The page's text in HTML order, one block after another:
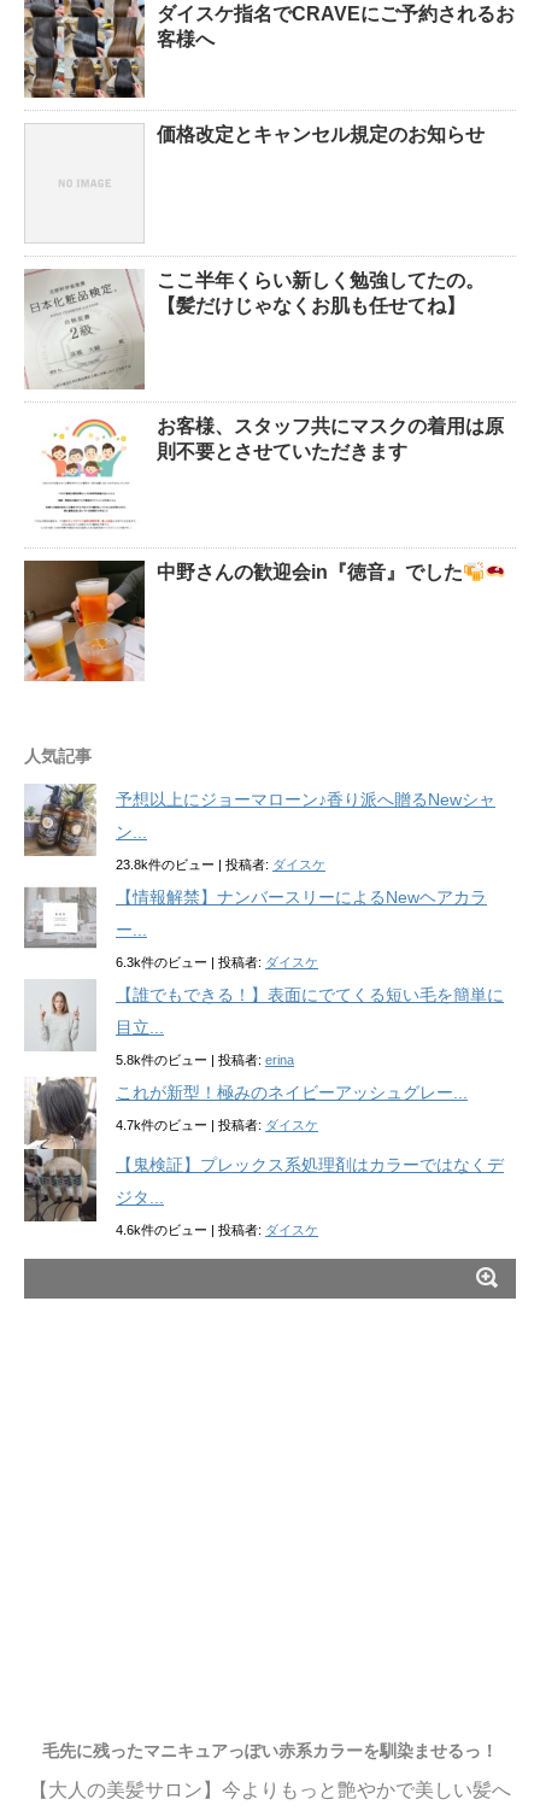
ダイスケ指名でCRAVEにご予約されるお
客様へ
価格改定とキャンセル規定のお知らせ
ここ半年くらい新しく勉強してたの。
【髪だけじゃなくお肌も任せてね】
お客様、スタッフ共にマスクの着用は原
則不要とさせていただきます
中野さんの歓迎会in『徳音』でした
人気記事
予想以上にジョーマローン♪香り派へ贈るNewシャ
ン...
23.8k件のビュー | 投稿者: ダイスケ
【情報解禁】ナンバースリーによるNewヘアカラ
ー...
6.3k件のビュー | 投稿者: ダイスケ
【誰でもできる！】表面にでてくる短い毛を簡単に
目立...
5.8k件のビュー | 投稿者: erina
これが新型！極みのネイビーアッシュグレー...
4.7k件のビュー | 投稿者: ダイスケ
【鬼検証】プレックス系処理剤はカラーではなくデ
ジタ...
4.6k件のビュー | 投稿者: ダイスケ
毛先に残ったマニキュアっぽい赤系カラーを馴染ませるっ！
【大人の美髪サロン】今よりもっと艶やかで美しい髪へ